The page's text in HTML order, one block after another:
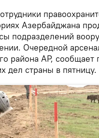
Азербайджана
подразделений
Очередной
района АР, сообщает
дел страны в пятницу.